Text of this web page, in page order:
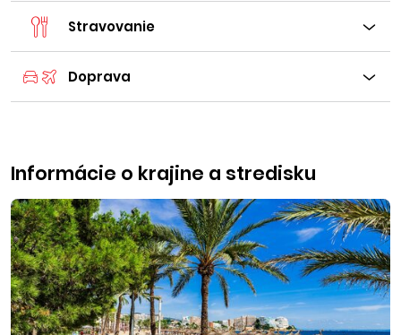
Stravovanie
Doprava
Informácie o krajine a stredisku